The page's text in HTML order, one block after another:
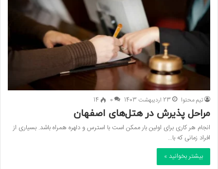
تیم محتوا 23 اردیبهشت 1403 0
14
مراحل پذیرش در هتل‌های اصفهان
انجام هر کاری برای اولین بار ممکن است با استرس و دلهره همراه باشد. بسیاری از
افراد زمانی که با…
بیشتر بخوانید »